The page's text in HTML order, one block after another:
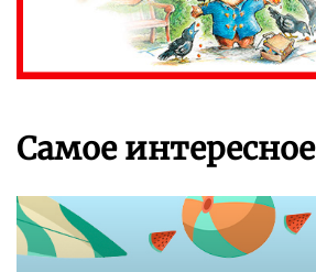
Самое интересное